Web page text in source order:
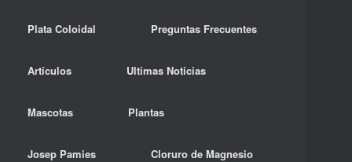
Plata Coloidal Preguntas Frecuentes
Artículos Ultimas Noticias
Mascotas Plantas
Josep Pamies Cloruro de Magnesio